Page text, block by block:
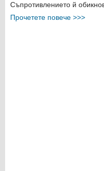
Съпротивлението й
Прочетете повече >>>